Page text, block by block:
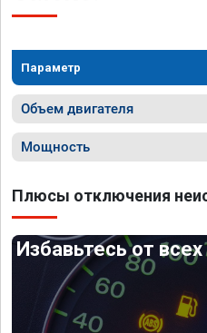
Параметр
Объем двигателя
Мощность
Плюсы отключения
Избавьтесь от